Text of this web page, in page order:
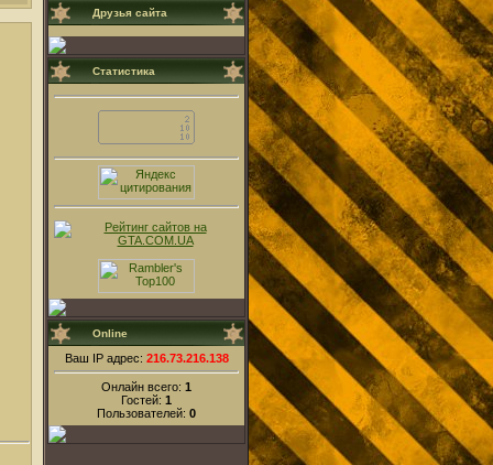
Друзья сайта
Статистика
Online
Ваш IP адрес: 216.73.216.138
Онлайн всего: 1
Гостей: 1
Пользователей: 0